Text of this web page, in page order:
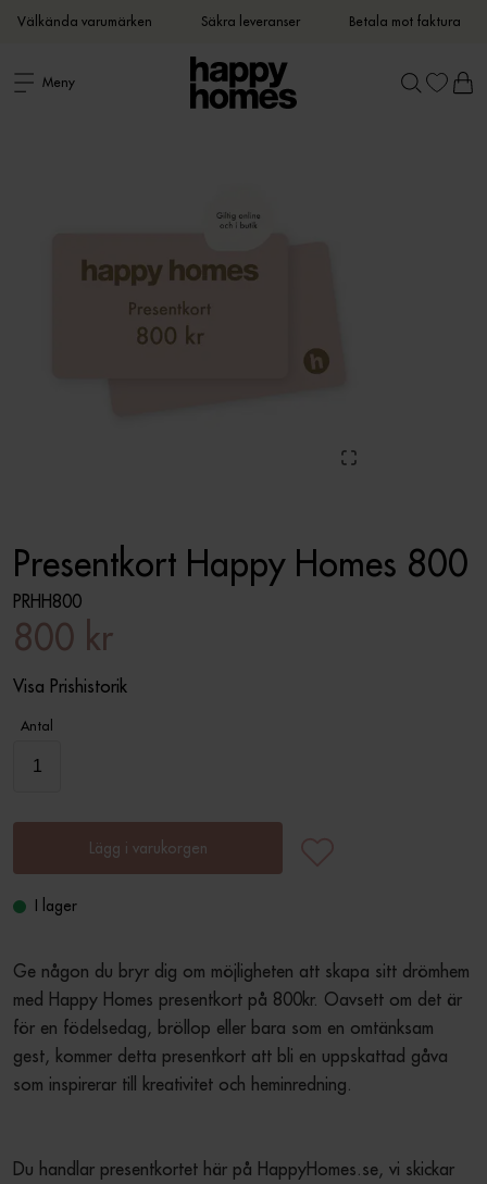
Välkända varumärken Säkra leveranser Betala mot faktura
Meny
Presentkort Happy Homes 800
PRHH800
800 kr
Visa Prishistorik
Antal
Lägg i varukorgen
I lager
Ge någon du bryr dig om möjligheten att skapa sitt drömhem
med Happy Homes presentkort på 800kr. Oavsett om det är
för en födelsedag, bröllop eller bara som en omtänksam
gest, kommer detta presentkort att bli en uppskattad gåva
Du handlar presentkortet här på HappyHomes.se, vi skickar